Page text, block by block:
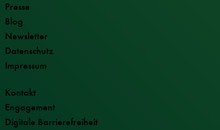
Presse
Blog
Newsletter
Datenschutz
Impressum
Kontakt
Engagement
Digitale Barrierefreiheit